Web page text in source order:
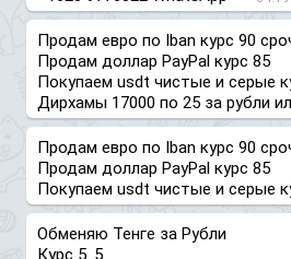
Продам евро по Iban курс 90
Продам доллар PayPal курс 85
Покупаем usdt чистые и серые
Дирхамы 17000 по 25 за рубли
Продам евро по Iban курс 90
Продам доллар PayPal курс 85
Покупаем usdt чистые и серые
Обменяю Тенге за Рубли